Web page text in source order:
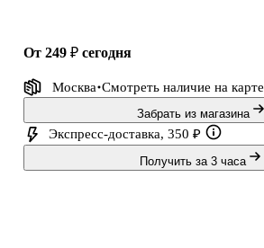
от 249 ₽ сегодня
Москва Смотреть наличие на карте
Забрать из магазина
Экспресс-доставка, 350 ₽
Получить за 3 часа